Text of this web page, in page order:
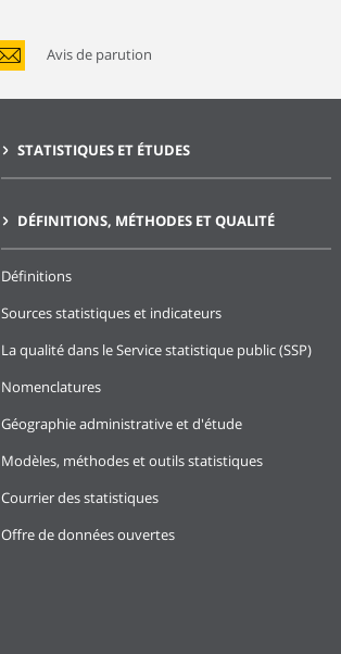
Avis de parution
STATISTIQUES ET ÉTUDES
DÉFINITIONS, MÉTHODES ET QUALITÉ
Définitions
Sources statistiques et indicateurs
La qualité dans le Service statistique public (SSP)
Nomenclatures
Géographie administrative et d'étude
Modèles, méthodes et outils statistiques
Courrier des statistiques
Offre de données ouvertes